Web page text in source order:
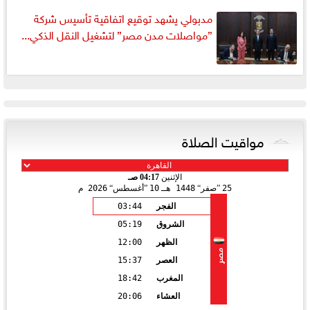
مدبولي يشهد توقيع اتفاقية تأسيس شركة
”مواصلات مدن مصر” لتشغيل النقل الذكي...
مواقيت الصلاة
الإثنين 04:17 صـ
25 صفر 1448 هـ 10 أغسطس 2026 م
مصر
الفجر
03:44
الشروق
05:19
الظهر
12:00
العصر
15:37
المغرب
18:42
العشاء
20:06